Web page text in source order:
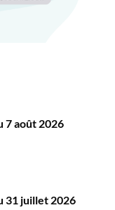
7 août 2026
31 juillet 2026